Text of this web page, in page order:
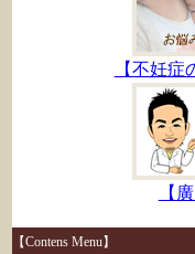
【不妊症
【
【Contens Menu】